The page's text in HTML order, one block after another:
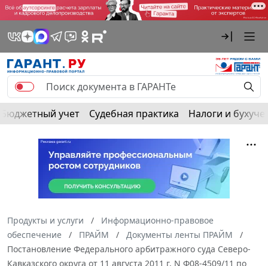
Бюджетный учет Судебная практика Налоги и
Продукты и услуги
Информационно-правовое
обеспечение
ПРАЙМ
Документы ленты ПРАЙМ
Постановление Федерального арбитражного суда Северо-
Кавказского округа от 11 августа 2011 г. N Ф08-4509/11 по